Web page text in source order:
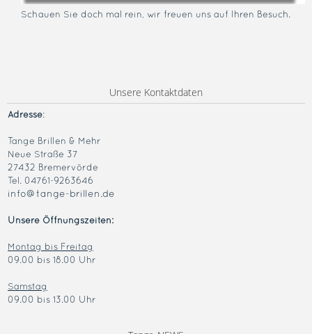
Schauen Sie doch mal rein, wir freuen uns auf Ihren Besuch.
Unsere Kontaktdaten
Adresse:
Tange Brillen & Mehr
Neue Straße 37
27432 Bremervörde
Tel. 04761-9263646
info@tange-brillen.de
Unsere Öffnungszeiten:
Montag bis Freitag
09.00 bis 18.00 Uhr
Samstag
09.00 bis 13.00 Uhr